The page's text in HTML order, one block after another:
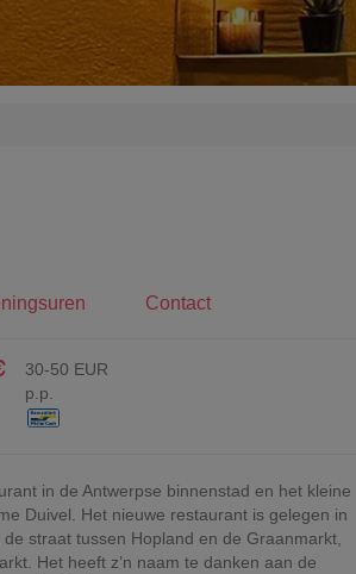
Contact
30-50 EUR
p.p.
in de Antwerpse binnenstad en het kleine
Duivel. Het nieuwe restaurant is gelegen in
straat tussen Hopland en de Graanmarkt,
Het heeft z’n naam te danken aan de